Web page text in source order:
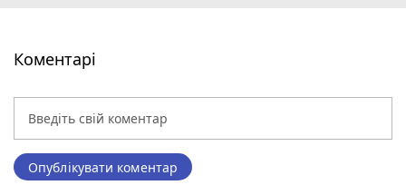
Коментарі
Опублікувати коментар